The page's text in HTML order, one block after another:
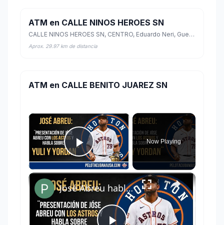
ATM en CALLE NINOS HEROES SN
CALLE NINOS HEROES SN, CENTRO, Eduardo Neri, Guerrero
Aprox. 29.97 km de distancia
ATM en CALLE BENITO JUAREZ SN
×
Play Video
Now Playing
×
José Abreu habla de Yuli Gurriel, Yordan Álvarez en la presentación con los Astros de Houston